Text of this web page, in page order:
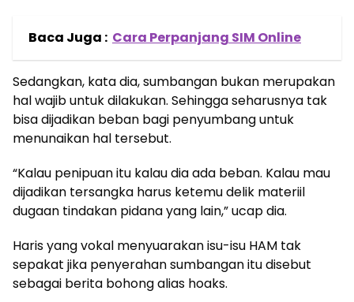
Baca Juga : Cara Perpanjang SIM Online
Sedangkan, kata dia, sumbangan bukan merupakan
hal wajib untuk dilakukan. Sehingga seharusnya tak
bisa dijadikan beban bagi penyumbang untuk
menunaikan hal tersebut.
“Kalau penipuan itu kalau dia ada beban. Kalau mau
dijadikan tersangka harus ketemu delik materiil
dugaan tindakan pidana yang lain,” ucap dia.
Haris yang vokal menyuarakan isu-isu HAM tak
sepakat jika penyerahan sumbangan itu disebut
sebagai berita bohong alias hoaks.